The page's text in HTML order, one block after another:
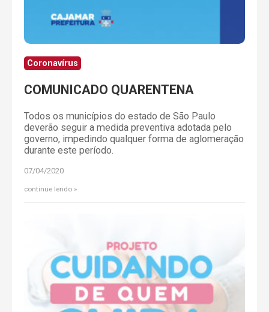
Coronavírus
COMUNICADO QUARENTENA
Todos os municípios do estado de São Paulo
deverão seguir a medida preventiva adotada pelo
governo, impedindo qualquer forma de aglomeração
durante este período.
07/04/2020
continue lendo